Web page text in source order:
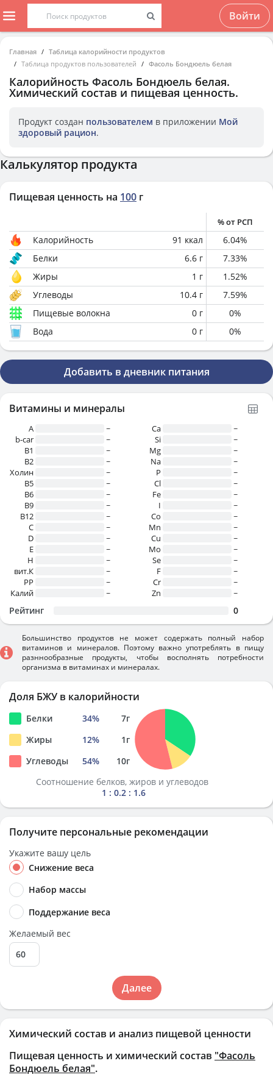
Войти
Главная
Таблица калорийности продуктов
Таблица продуктов пользователей
Фасоль Бондюель белая
Калорийность Фасоль Бондюель белая.
Химический состав и пищевая ценность.
Продукт создан пользователем в приложении Мой
здоровый рацион.
Химический состав и анализ пищевой ценности
Пищевая ценность и химический состав "Фасоль
Бондюель белая".
Калькулятор продукта
Пищевая ценность на 100 г
% от РСП
Калорийность 91 ккал 6.04%
Белки
6.6 г 7.33%
Жиры
1 г 1.52%
Углеводы
10.4 г 7.59%
Пищевые волокна
0 г 0%
Вода
0 г 0%
Добавить в дневник питания
Витамины и минералы
A
~
b-car
~
В1
~
B2
~
Холин
~
B5
~
B6
~
B9
~
B12
~
C
~
D
~
E
~
H
~
вит.К
~
PP
~
Калий
~
Ca
~
Si
~
Mg
~
Na
~
P
~
Cl
~
Fe
~
I
~
Co
~
Mn
~
Cu
~
Mo
~
Se
~
F
~
Cr
~
Zn
~
Рейтинг 0
Большинство продуктов не может содержать полный набор
витаминов и минералов. Поэтому важно употреблять в пищу
разннообразные продукты, чтобы восполнять потребности
организма в витаминах и минералах.
Доля БЖУ в калорийности
Белки 34% 7г
Жиры
12% 1г
Углеводы
54% 10г
Соотношение белков, жиров и углеводов
1 : 0.2 : 1.6
Получите персональные рекомендации
Укажите вашу цель
Снижение веса
Набор массы
Поддержание веса
Желаемый вес
Далее